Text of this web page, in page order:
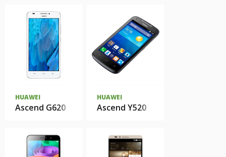
HUAWEI
Ascend G620
HUAWEI
Ascend Y520